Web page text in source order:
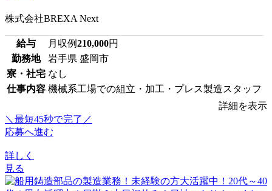
株式会社BREXA Next
給与 月収例210,000円
勤務地
岩手県 盛岡市
寮・社宅 なし
仕事内容 機械系工場での組立・加工・プレス製造スタッフ
詳細を表示
＼最短45秒で完了／
応募へ進む
詳しく
見る